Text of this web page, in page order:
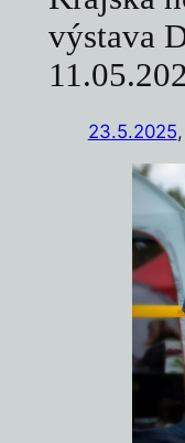
výstava
23.5.2025,